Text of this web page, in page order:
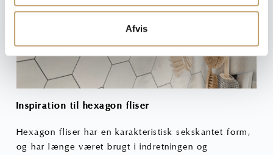
Afvis
Inspiration til hexagon fliser
Hexagon fliser har en karakteristisk sekskantet form,
og har længe været brugt i indretningen og